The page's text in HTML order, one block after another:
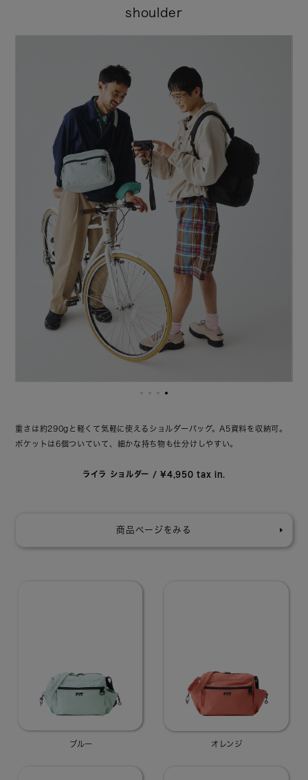
shoulder
重さは約290gと軽くて気軽に使えるショルダーバッグ。 A5資料を収納可。
ポケットは6個ついていて、細かな持ち物も仕分けしやすい。
ライラ ショルダー / ¥4,950 tax in.
商品ページをみる
ブルー オレンジ